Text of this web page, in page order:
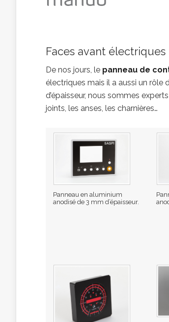
Faces avant électriques
De nos jours, le panneau de
électriques mais il a aussi un rôle
d’épaisseur, nous sommes
joints, les anses, les charnières…
Panneau en aluminium
anodisé de 3 mm d’épaisseur.